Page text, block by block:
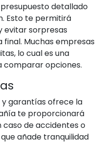
detallado
Esto te permitirá
evitar sorpresas
Muchas empresas
lo cual es una
opciones.
y garantías ofrece la
te proporcionará
de accidentes o
añade tranquilidad